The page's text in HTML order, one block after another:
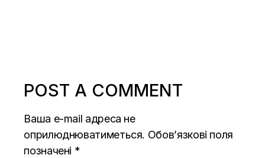
POST A COMMENT
Ваша e-mail адреса не
оприлюднюватиметься. Обов’язкові поля
позначені *